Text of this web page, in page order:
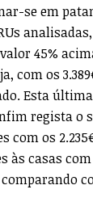
se em
45%
com os
Esta
regista o
com os
casas com